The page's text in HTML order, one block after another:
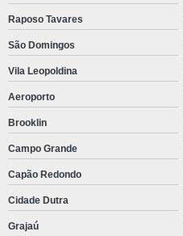
Raposo Tavares
São Domingos
Vila Leopoldina
Aeroporto
Brooklin
Campo Grande
Capão Redondo
Cidade Dutra
Grajaú